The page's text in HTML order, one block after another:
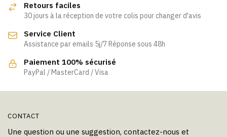
peuvent
choisies
sur
la
page
peuvent
être
Retours faciles
30 jours à la réception de votre colis pour changer d'avis
Service Client
Assistance par emails 5j/7 Réponse sous 48h
Paiement 100% sécurisé
PayPal / MasterCard / Visa
CONTACT
Une question ou une suggestion, contactez-nous et